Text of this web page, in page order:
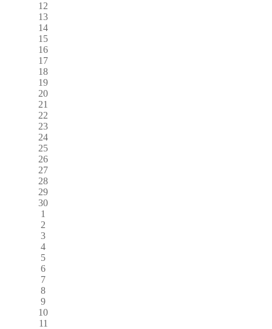
12
13
14
15
16
17
18
19
20
21
22
23
24
25
26
27
28
29
30
1
2
3
4
5
6
7
8
9
10
11